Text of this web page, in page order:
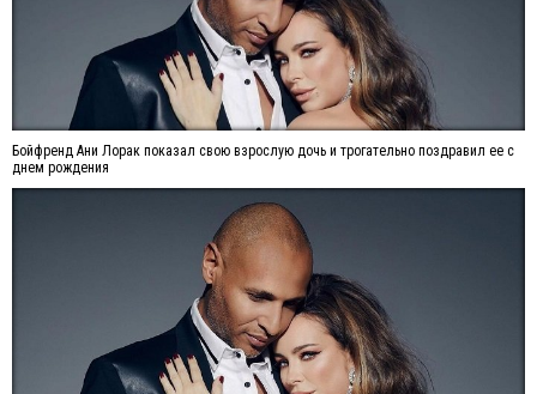
Бойфренд Ани Лорак показал свою взрослую дочь и трогательно поздравил ее с
днем рождения